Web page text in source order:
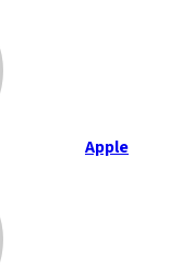
Apple